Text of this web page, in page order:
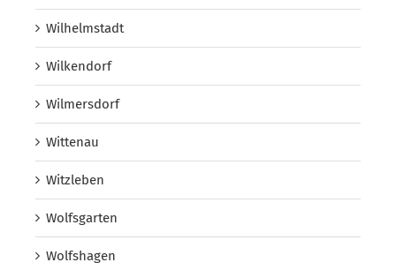
Wilhelmstadt
Wilkendorf
Wilmersdorf
Wittenau
Witzleben
Wolfsgarten
Wolfshagen